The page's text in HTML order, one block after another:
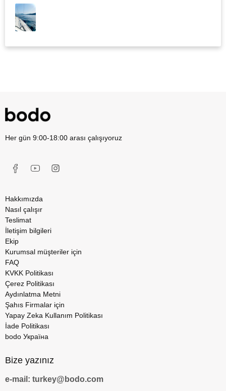
Her gün 9:00-18:00 arası çalışıyoruz
Hakkımızda
Nasıl çalışır
Teslimat
İletişim bilgileri
Ekip
Kurumsal müşteriler için
FAQ
KVKK Politikası
Çerez Politikası
Aydınlatma Metni
Şahıs Firmalar için
Yapay Zeka Kullanım Politikası
İade Politikası
bodo Україна
Bize yazınız
e-mail: turkey@bodo.com